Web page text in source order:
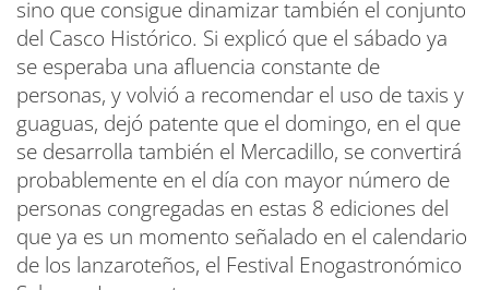
sino que consigue dinamizar también el conjunto
del Casco Histórico. Si explicó que el sábado ya
se esperaba una afluencia constante de
personas, y volvió a recomendar el uso de taxis y
guaguas, dejó patente que el domingo, en el que
se desarrolla también el Mercadillo, se convertirá
probablemente en el día con mayor número de
personas congregadas en estas 8 ediciones del
que ya es un momento señalado en el calendario
de los lanzaroteños, el Festival Enogastronómico